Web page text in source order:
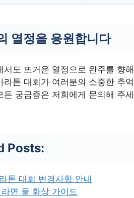
열정을 응원합니다
서도 뜨거운 열정으로 완주를 향
라톤 대회가 여러분의 소중한 추
든 궁금증은 저희에게 문의해 주
Posts:
톤 대회 변경사항 안내
면 물 화상 가이드